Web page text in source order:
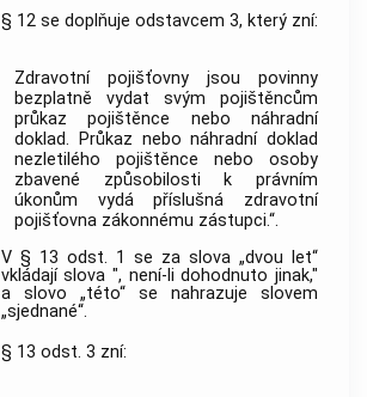
§ 12 se doplňuje odstavcem 3, který zní:
Zdravotní pojišťovny jsou povinny
bezplatně vydat svým pojištěncům
průkaz pojištěnce nebo náhradní
doklad. Průkaz nebo náhradní doklad
nezletilého pojištěnce nebo osoby
zbavené způsobilosti k právním
úkonům vydá příslušná zdravotní
pojišťovna zákonnému zástupci.“.
V § 13 odst. 1 se za slova „dvou let“
vkládají slova ", není-li dohodnuto jinak,"
a slovo „této“ se nahrazuje slovem
„sjednané“.
§ 13 odst. 3 zní: